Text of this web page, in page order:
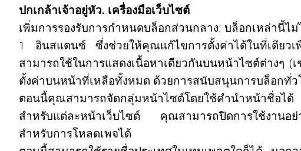
ปกเกล้าเจ้าอยู่หัว. เครื่องมือเว็บไซต์
เพิ่มการรองรับการกำหนดบล็อกส่วนกลาง: บล็อกเหล่านี้ไ
1 อินสแตนซ์ ซึ่งช่วยให้คุณแก้ไขการตั้งค่าได้ในที่เดียว
สามารถใช้ในการแสดงเนื้อหาเดียวกันบนหน้าไซต์ต่าง
ตั้งค่าบนหน้าที่เหลือทั้งหมด ด้วยการสนับสนุนการบล็อกทั่ว
ตอนนี้คุณสามารถจัดกลุ่มหน้าไซต์โดยใช้คำนำหน้าชื่อได้
สำหรับแต่ละหน้าเว็บไซต์ คุณสามารถปิดการใช้งานอ
สำหรับการโหลดเพจได้